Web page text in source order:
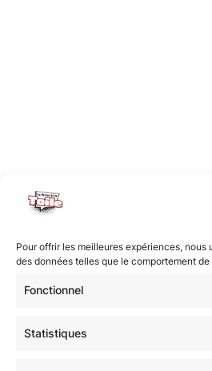
Pour offrir les meilleures expériences,
des données telles que le comportement
Fonctionnel
Statistiques